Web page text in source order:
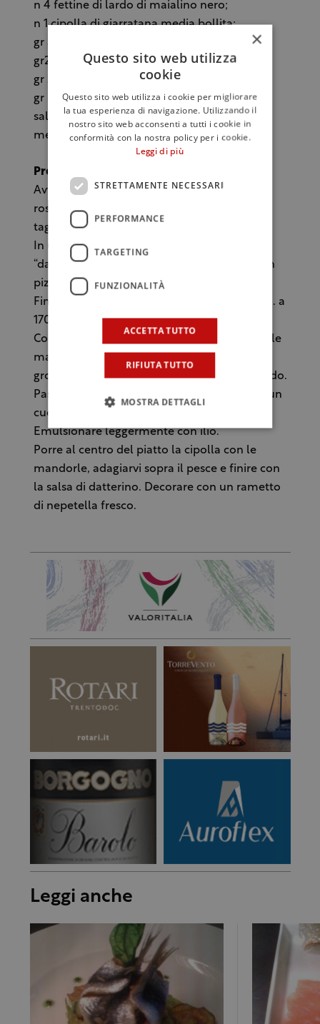
n 4 fettine di lardo di maialino nero;
n 1 cipolla di giarratana media bollita;
gr 50 mandorle fresche;
gr20 nepetella fresca;
gr 200 datterino tagliato a metà;
gr 80 olio extra v oliva;
sale q.b
menta fresca q.b
Preparazione
Avvolgere i filetti di pesce con il lardo e
rosolare in padella con la cipolla pelata e
tagliata a spicchi.
In un tegame far appassire i pomodori
“datterino” tagliati, insieme alla menta e un
pizzico di sale.
Finire la cottura del pesce in forno per 4 min. a
170 C°.
Condire la cipolla arrostita con la nepetella, le
mandorle fresche pelate e tritate
grossolanamente un filo d’olio, tenere in caldo.
Passare i datterini dal colino e pressare con un
cucchiaio, fino ad ottenere un succo.
Emulsionare leggermente con ilio.
Porre al centro del piatto la cipolla con le
mandorle, adagiarvi sopra il pesce e finire con
la salsa di datterino. Decorare con un rametto
di nepetella fresco.
Leggi anche
×
Questo sito web utilizza
cookie
Questo sito web utilizza i cookie per migliorare
la tua esperienza di navigazione. Utilizzando il
nostro sito web acconsenti a tutti i cookie in
conformità con la nostra policy per i cookie.
Leggi di più
STRETTAMENTE NECESSARI
PERFORMANCE
TARGETING
FUNZIONALITÀ
ACCETTA TUTTO
RIFIUTA TUTTO
MOSTRA DETTAGLI